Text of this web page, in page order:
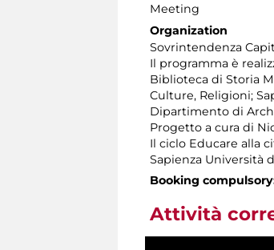
Meeting
Organization
Sovrintendenza
Il programma è
Biblioteca di Storia
Culture, Religioni;
Dipartimento di
Progetto a cura di
Il ciclo Educare alla
Sapienza Università
Booking
Attività